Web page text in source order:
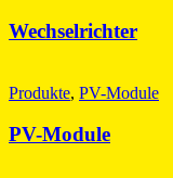
Wechselrichter
Produkte, PV-Module
PV-Module